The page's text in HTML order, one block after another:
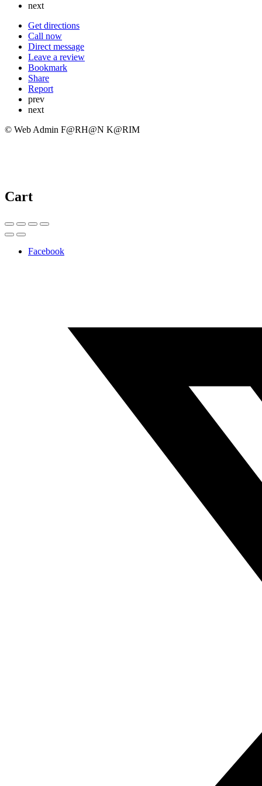
next
Get directions
Call now
Direct message
Leave a review
Bookmark
Share
Report
prev
next
© Web Admin F@RH@N K@RIM
Cart
Facebook